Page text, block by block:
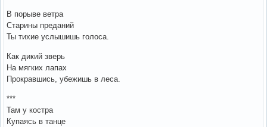
В порыве ветра
Старины преданий
Ты тихие услышишь голоса.
Как дикий зверь
На мягких лапах
Прокравшись, убежишь в леса.
***
Там у костра
Купаясь в танце